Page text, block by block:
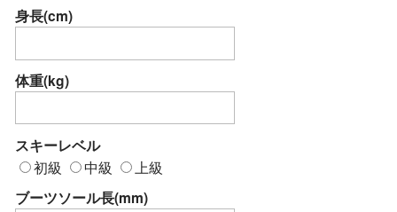
身長(cm)
体重(kg)
スキーレベル
初級 中級 上級
ブーツソール長(mm)